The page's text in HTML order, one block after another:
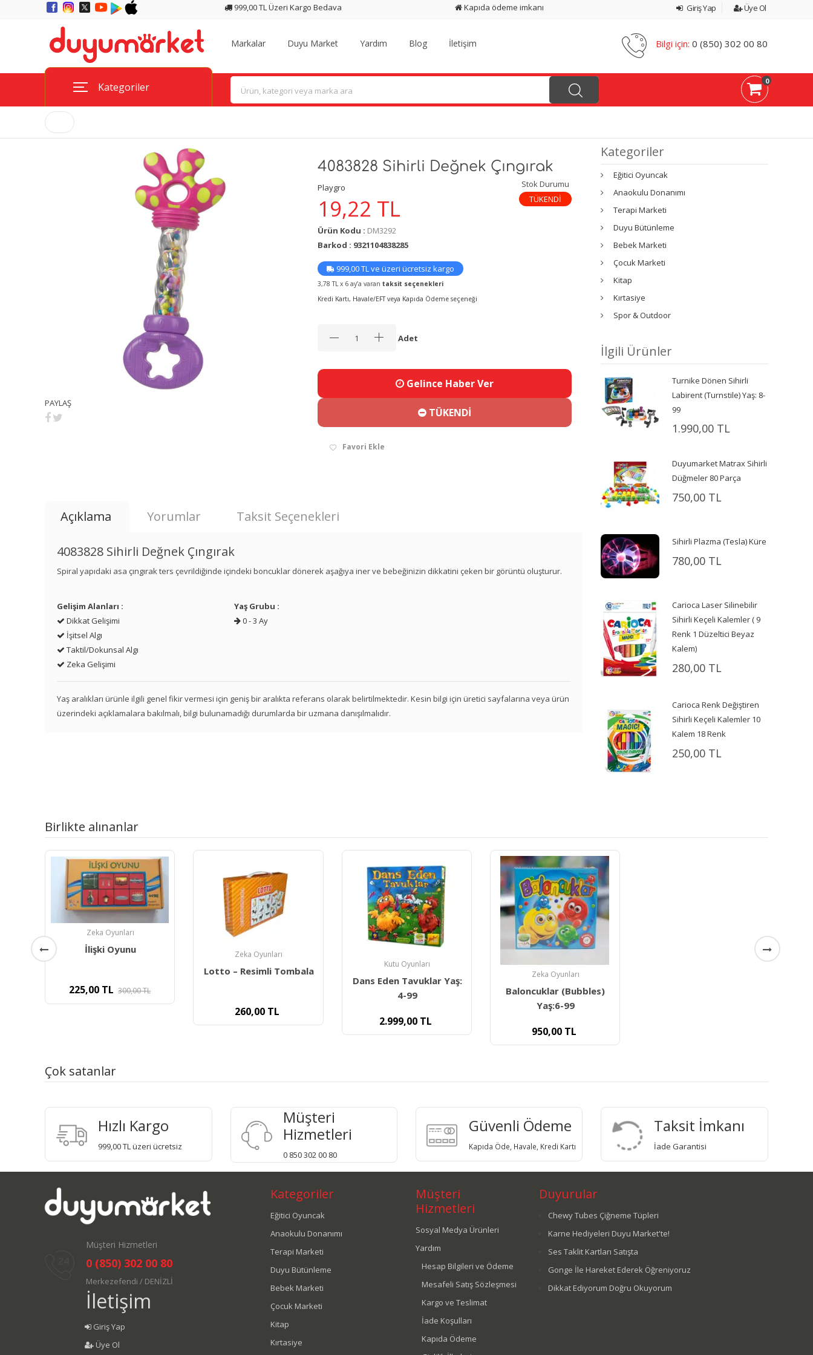
999,00 TL Üzeri Kargo Bedava Kapıda ödeme imkanı Giriş Yap Üye Ol
Markalar Duyu Market Yardım Blog İletişim Bilgi için: 0 (850) 302 00 80
Kategoriler 0
PAYLAŞ
4083828 Sihirli Değnek Çıngırak
Playgro
Stok Durumu
TÜKENDİ
19,22 TL
Ürün Kodu : DM3292
Barkod : 9321104838285
999,00 TL ve üzeri ücretsiz kargo
3,78 TL x 6 ay’a varan taksit seçenekleri
Kredi Kartı, Havale/EFT veya Kapıda Ödeme seçeneği
Adet
Gelince Haber Ver
TÜKENDİ
Favori Ekle
Açıklama Yorumlar Taksit Seçenekleri
4083828 Sihirli Değnek Çıngırak
Spiral yapıdaki asa çıngırak ters çevrildiğinde içindeki boncuklar dönerek aşağıya iner ve bebeğinizin dikkatini çeken bir görüntü oluşturur.
Gelişim Alanları :
Dikkat Gelişimi
İşitsel Algı
Taktil/Dokunsal Algı
Zeka Gelişimi
Yaş Grubu :
0 - 3 Ay
Yaş aralıkları ürünle ilgili genel fikir vermesi için geniş bir aralıkta referans olarak belirtilmektedir. Kesin bilgi için üretici sayfalarına veya ürün
üzerindeki açıklamalara bakılmalı, bilgi bulunamadığı durumlarda bir uzmana danışılmalıdır.
Kategoriler
Eğitici Oyuncak
Anaokulu Donanımı
Terapi Marketi
Duyu Bütünleme
Bebek Marketi
Çocuk Marketi
Kitap
Kırtasiye
Spor & Outdoor
İlgili Ürünler
Turnike Dönen Sihirli
Labirent (Turnstile) Yaş: 8-
99
1.990,00 TL
Duyumarket Matrax Sihirli
Düğmeler 80 Parça
750,00 TL
Sihirli Plazma (Tesla) Küre
780,00 TL
Carioca Laser Silinebilir
Sihirli Keçeli Kalemler ( 9
Renk 1 Düzeltici Beyaz
Kalem)
280,00 TL
Carioca Renk Değiştiren
Sihirli Keçeli Kalemler 10
Kalem 18 Renk
250,00 TL
Birlikte alınanlar
Zeka Oyunları
İlişki Oyunu
225,00 TL 300,00TL
Zeka Oyunları
Lotto – Resimli Tombala
260,00 TL
Kutu Oyunları
Dans Eden Tavuklar Yaş:
4-99
2.999,00 TL
Zeka Oyunları
Baloncuklar (Bubbles)
Yaş:6-99
950,00TL
Çok satanlar
Hızlı Kargo
999,00 TL üzeri ücretsiz
Müşteri
Hizmetleri
0 850 302 00 80
Güvenli Ödeme
Kapıda Öde, Havale, Kredi Kartı
Taksit İmkanı
İade Garantisi
Müşteri Hizmetleri
0 (850) 302 00 80
Merkezefendi / DENİZLİ
İletişim
Giriş Yap
Üye Ol
Kategoriler
Eğitici Oyuncak
Anaokulu Donanımı
Terapi Marketi
Duyu Bütünleme
Bebek Marketi
Çocuk Marketi
Kitap
Kırtasiye
Müşteri
Hizmetleri
Sosyal Medya Ürünleri
Yardım
Hesap Bilgileri ve Ödeme
Mesafeli Satış Sözleşmesi
Kargo ve Teslimat
İade Koşulları
Kapıda Ödeme
Duyurular
Chewy Tubes Çiğneme Tüpleri
Karne Hediyeleri Duyu Market'te!
Ses Taklit Kartları Satışta
Gonge İle Hareket Ederek Öğreniyoruz
Dikkat Ediyorum Doğru Okuyorum